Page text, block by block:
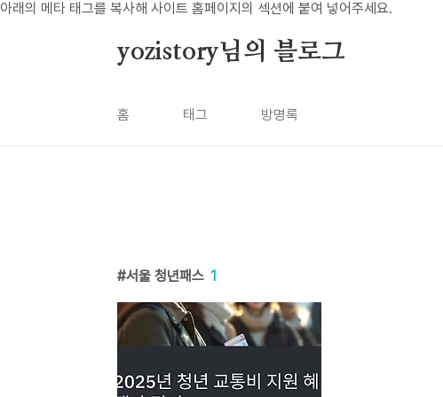
아래의 메타 태그를 복사해 사이트 홈페이지의 섹션에 붙여 넣어주세요.
본문 바로가기
yozistory님의 블로그
홈 태그 방명록
서울 청년패스 1